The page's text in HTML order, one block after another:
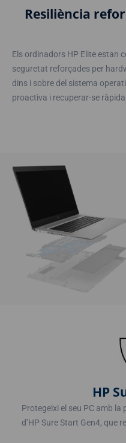
Resiliència
Els ordinadors HP Elite estan
seguretat reforçades per
dins i sobre del sistema
proactiva i recuperar-se
HP
Protegeixi el seu PC amb
d’HP Sure Start Gen4, que